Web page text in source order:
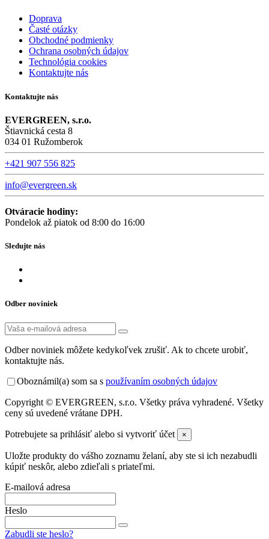
Doprava
Časté otázky
Obchodné podmienky
Ochrana osobných údajov
Technológia cookies
Kontaktujte nás
Kontaktujte nás
EVERGREEN, s.r.o.
Štiavnická cesta 8
034 01 Ružomberok
+421 907 556 825
info@evergreen.sk
Otváracie hodiny:
Pondelok až piatok od 8:00 do 16:00
Sledujte nás
Odber noviniek
Odber noviniek môžete kedykoľvek zrušiť. Ak to chcete urobiť,
kontaktujte nás.
Oboznámil(a) som sa s používaním osobných údajov
Copyright © EVERGREEN, s.r.o. Všetky práva vyhradené. Všetky
ceny sú uvedené vrátane DPH.
Potrebujete sa prihlásiť alebo si vytvoriť účet ×
Uložte produkty do vášho zoznamu želaní, aby ste si ich nezabudli
kúpiť neskôr, alebo zdieľali s priateľmi.
E-mailová adresa
Heslo
Zabudli ste heslo?